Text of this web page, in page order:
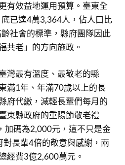
有效益地運用預算。臺東全
已達4萬3,364人，佔人口比
社會的標準，縣府團隊因此
共老」的方向施政。
灣最有溫度、最敬老的縣
滿1年、年滿70歲以上的長
府代繳，減輕長輩們每月的
東縣政府的重陽節敬老禮
加碼為2,000元，這不只是金
長輩4倍的敬意與感謝，兩
經費3億2,600萬元。